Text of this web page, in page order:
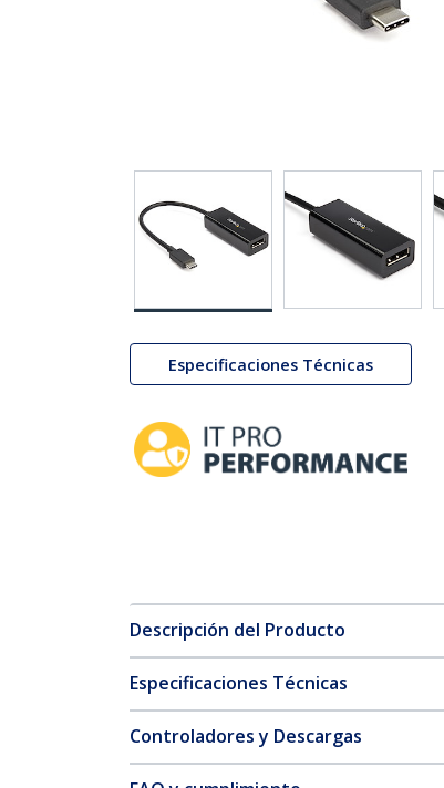
Especificaciones Técnicas
Descripción del Producto
Especificaciones Técnicas
Controladores y Descargas